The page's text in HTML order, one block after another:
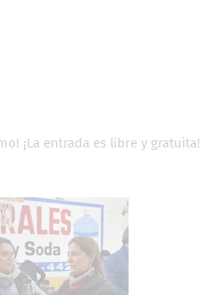
¡La entrada es libre y gratuita!